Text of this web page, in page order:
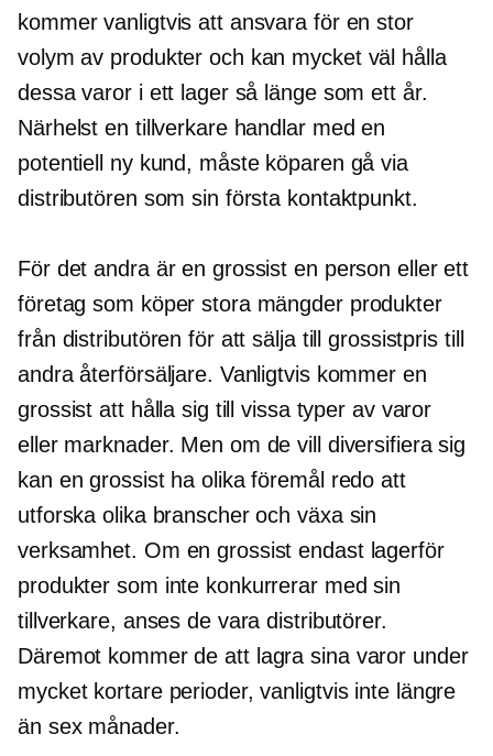
kommer vanligtvis att ansvara för en stor
volym av produkter och kan mycket väl hålla
dessa varor i ett lager så länge som ett år.
Närhelst en tillverkare handlar med en
potentiell ny kund, måste köparen gå via
distributören som sin första kontaktpunkt.
För det andra är en grossist en person eller ett
företag som köper stora mängder produkter
från distributören för att sälja till grossistpris till
andra återförsäljare. Vanligtvis kommer en
grossist att hålla sig till vissa typer av varor
eller marknader. Men om de vill diversifiera sig
kan en grossist ha olika föremål redo att
utforska olika branscher och växa sin
verksamhet. Om en grossist endast lagerför
produkter som inte konkurrerar med sin
tillverkare, anses de vara distributörer.
Däremot kommer de att lagra sina varor under
mycket kortare perioder, vanligtvis inte längre
än sex månader.